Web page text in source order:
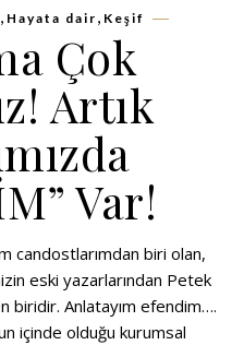
, Hayata dair , Keşif
Çok
Artık
Var!
candostlarımdan biri olan,
eski yazarlarından Petek
biridir. Anlatayım efendim….
içinde olduğu kurumsal